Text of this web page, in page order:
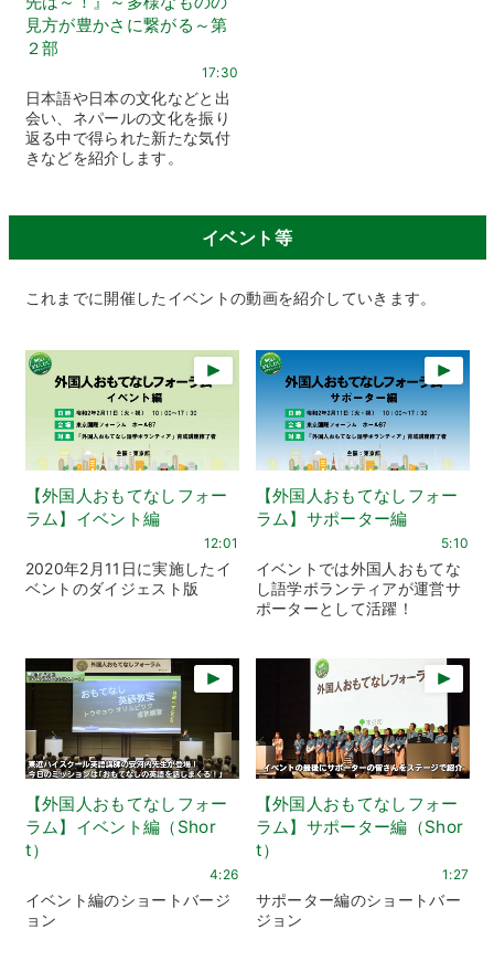
見方が豊かさに繋がる～第
２部
17:30
日本語や日本の文化などと出
会い、ネパールの文化を振り
返る中で得られた新たな気付
きなどを紹介します。
イベント等
これまでに開催したイベントの動画を紹介していきます。
【外国人おもてなしフォー
ラム】イベント編
12:01
2020年2月11日に実施したイ
ベントのダイジェスト版
【外国人おもてなしフォー
ラム】サポーター編
5:10
イベントでは外国人おもてな
し語学ボランティアが運営サ
ポーターとして活躍！
【外国人おもてなしフォー
ラム】イベント編（Shor
t）
4:26
イベント編のショートバージ
ョン
【外国人おもてなしフォー
ラム】サポーター編（Shor
t）
1:27
サポーター編のショートバー
ジョン